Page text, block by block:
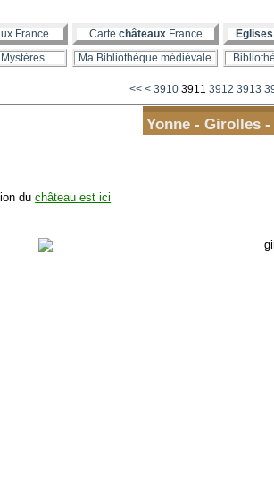
France Carte châteauxFrance Eglises
Ma Bibliothèque médiévale
<< < 3900
3910 3911 3912 3913
Yonne - Girolles
duchâteau est ici